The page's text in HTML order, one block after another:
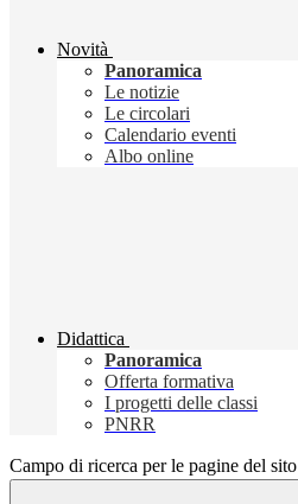
Novità
Panoramica
Le notizie
Le circolari
Calendario eventi
Albo online
Didattica
Panoramica
Offerta formativa
I progetti delle classi
PNRR
Campo di ricerca per le pagine del sito